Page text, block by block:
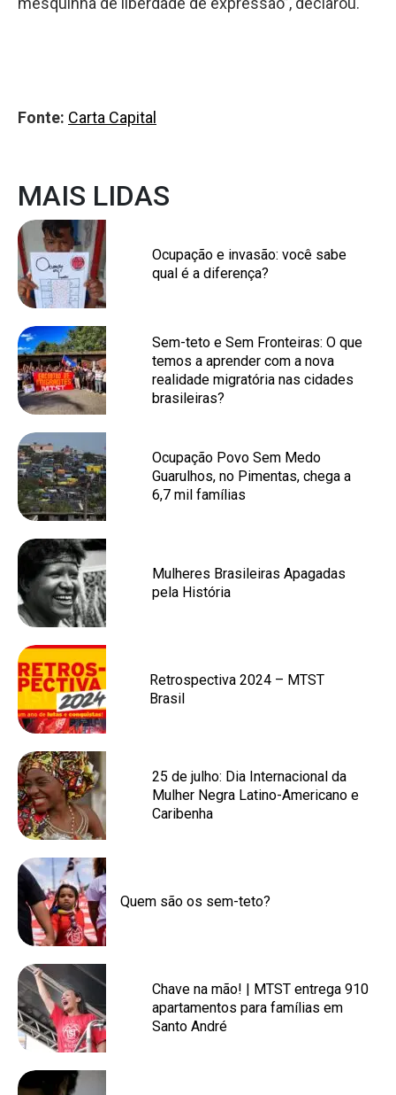
Fonte: Carta Capital
MAIS LIDAS
Ocupação e invasão: você sabe
qual é a diferença?
Sem-teto e Sem Fronteiras: O que
temos a aprender com a nova
realidade migratória nas cidades
brasileiras?
Ocupação Povo Sem Medo
Guarulhos, no Pimentas, chega a
6,7 mil famílias
Mulheres Brasileiras Apagadas
pela História
Retrospectiva 2024 – MTST
Brasil
25 de julho: Dia Internacional da
Mulher Negra Latino-Americano e
Caribenha
Quem são os sem-teto?
Chave na mão! | MTST entrega 910
apartamentos para famílias em
Santo André